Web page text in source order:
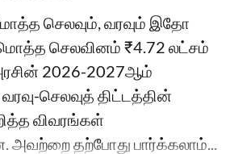
செலவும், வரவும் இதோ
செலவினம் ₹4.72 லட்சம்
2026-2027ஆம்
செலவுத் திட்டத்தின்
விவரங்கள்
அவற்றை தற்போது பார்க்கலாம்...